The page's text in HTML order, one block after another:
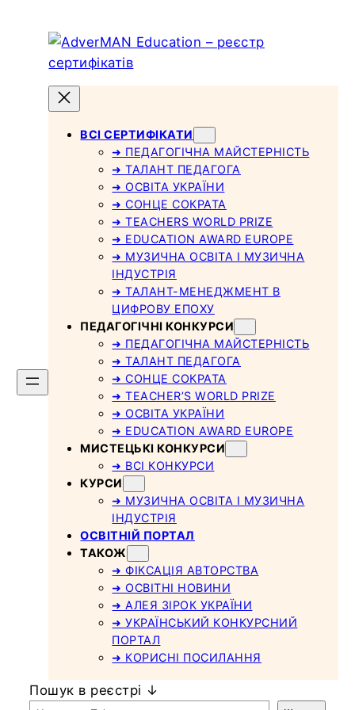
content
ВСІ СЕРТИФІКАТИ
➜ ПЕДАГОГІЧНА МАЙСТЕРНІСТЬ
➜ ТАЛАНТ ПЕДАГОГА
➜ ОСВІТА УКРАЇНИ
➜ СОНЦЕ СОКРАТА
➜ TEACHERS WORLD PRIZE
➜ EDUCATION AWARD EUROPE
➜ МУЗИЧНА ОСВІТА І МУЗИЧНА
ІНДУСТРІЯ
➜ ТАЛАНТ-МЕНЕДЖМЕНТ В
ЦИФРОВУ ЕПОХУ
ПЕДАГОГІЧНІ КОНКУРСИ
➜ ПЕДАГОГІЧНА МАЙСТЕРНІСТЬ
➜ ТАЛАНТ ПЕДАГОГА
➜ СОНЦЕ СОКРАТА
➜ TEACHER’S WORLD PRIZE
➜ ОСВІТА УКРАЇНИ
➜ EDUCATION AWARD EUROPE
МИСТЕЦЬКІ КОНКУРСИ
➜ ВСІ КОНКУРСИ
КУРСИ
➜ МУЗИЧНА ОСВІТА І МУЗИЧНА
ІНДУСТРІЯ
ОСВІТНІЙ ПОРТАЛ
ТАКОЖ
➜ ФІКСАЦІЯ АВТОРСТВА
➜ ОСВІТНІ НОВИНИ
➜ АЛЕЯ ЗІРОК УКРАЇНИ
➜ УКРАЇНСЬКИЙ КОНКУРСНИЙ
ПОРТАЛ
➜ КОРИСНІ ПОСИЛАННЯ
Пошук в реєстрі ↓